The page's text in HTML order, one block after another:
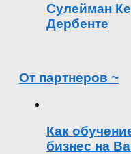
Сулейман
Дербенте
От партнеров ~
Как
бизнес на